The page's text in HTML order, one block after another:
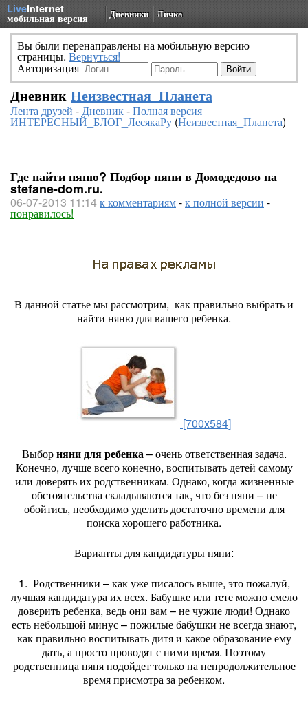
LiveInternet
мобильная версия Дневники Личка
Вы были перенаправлены на мобильную версию
страницы. Вернуться!
Авторизация
Дневник Неизвестная_Планета
Лента друзей -Дневник-Полная версия
ИНТЕРЕСНЫЙ_БЛОГ_ЛесякаРу(Неизвестная_Планета)
Где найти няню? Подбор няни в Домодедово на
stefane-dom.ru.
06-07-2013 11:14к комментариям-к полной версии -
понравилось!
В данной статье мы рассмотрим, как правильно выбрать и
найти няню для вашего ребенка.
[700x584]
Выборняни для ребенка– очень ответственная задача.
Конечно, лучше всего конечно, воспитывать детей самому
или доверять их родственникам. Однако, когда жизненные
обстоятельства складываются так, что без няни – не
обойтись, необходимо уделить достаточно времени для
поиска хорошего работника.
Варианты для кандидатуры няни:
1. Родственники – как уже писалось выше, это пожалуй,
лучшая кандидатура их всех. Бабушке или тете можно смело
доверить ребенка, ведь они вам – не чужие люди! Однако
есть небольшой минус – пожилые бабушки не всегда знают,
как правильно воспитывать дитя и какое образование ему
дать, а просто проводят с ними время. Поэтому
родственница няня подойдет только на непродолжительное
время присмотра за ребенком.